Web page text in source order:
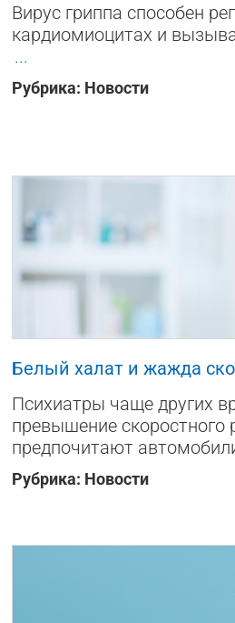
Вирус гриппа способен
кардиомиоцитах и
...
Рубрика: Новости
0
Белый халат и жажда
Психиатры чаще других
превышение скоростного
предпочитают
Рубрика: Новости